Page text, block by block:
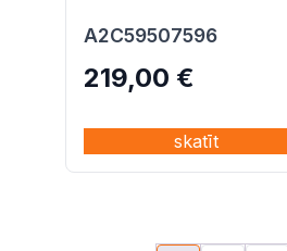
A2C59507596
219,00 €
skatīt